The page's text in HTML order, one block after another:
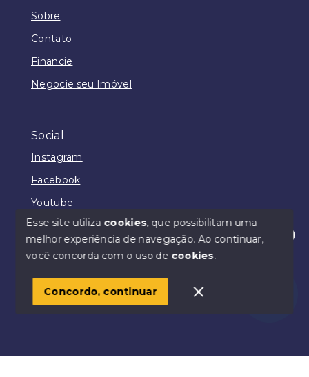
Olá! Estamos disponíveis para te ajudar.
Sobre
Contato
Financie
Negocie seu Imóvel
Social
Instagram
Facebook
Youtube
© Copyright 2026 - Benjamin Padilha - Todos os
SITE PARA IMOBILIARIA
Esse site utiliza cookies, que possibilitam uma
melhor experiência de navegação.Ao continuar,
você concorda com o uso de cookies.
Concordo, continuar